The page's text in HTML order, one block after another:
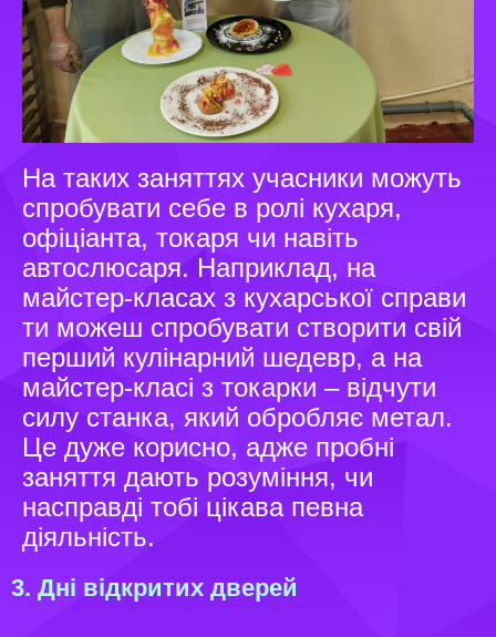
На таких заняттях учасники можуть
спробувати себе в ролі кухаря,
офіціанта, токаря чи навіть
автослюсаря. Наприклад, на
майстер-класах з кухарської справи
ти можеш спробувати створити свій
перший кулінарний шедевр, а на
майстер-класі з токарки – відчути
силу станка, який обробляє метал.
Це дуже корисно, адже пробні
заняття дають розуміння, чи
насправді тобі цікава певна
діяльність.
3. Дні відкритих дверей